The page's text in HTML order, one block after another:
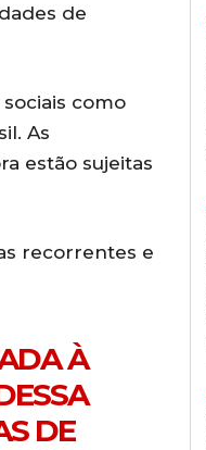
de
como
As
estão sujeitas
recorrentes e
À
DE